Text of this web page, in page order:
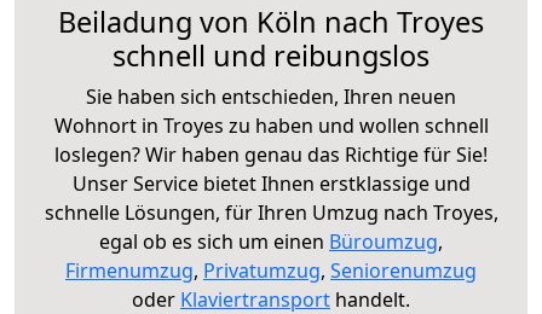
Beiladung von Köln nach Troyes
schnell und reibungslos
Sie haben sich entschieden, Ihren neuen
Wohnort in Troyes zu haben und wollen schnell
loslegen? Wir haben genau das Richtige für Sie!
Unser Service bietet Ihnen erstklassige und
schnelle Lösungen, für Ihren Umzug nach Troyes,
egal ob es sich um einen Büroumzug,
Firmenumzug, Privatumzug, Seniorenumzug
oder Klaviertransport handelt.